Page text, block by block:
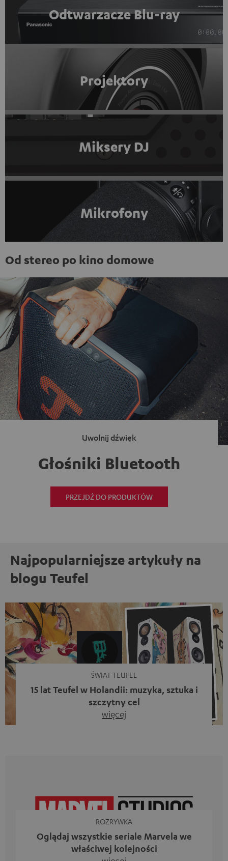
Odtwarzacze Blu-ray
Projektory
Miksery DJ
Mikrofony
Od stereo po kino domowe
Uwolnij dźwięk
Głośniki Bluetooth
PRZEJDŹ DO PRODUKTÓW
Najpopularniejsze artykuły na
blogu Teufel
ŚWIAT TEUFEL
15 lat Teufel w Holandii: muzyka, sztuka i
szczytny cel
więcej
jednocześnie dać coś od siebie. Muzyka ma przecież o
ROZRYWKA
Oglądaj wszystkie seriale Marvela we
właściwej kolejności